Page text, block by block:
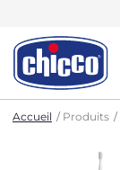
Accueil Produits